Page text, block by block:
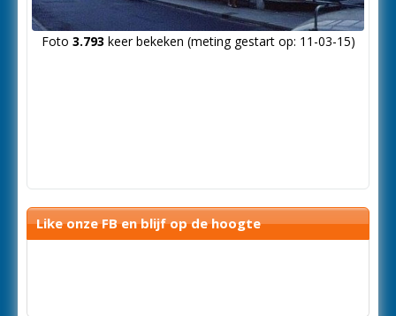
Foto 3.793 keer bekeken (meting gestart op: 11-03-15)
Like onze FB en blijf op de hoogte